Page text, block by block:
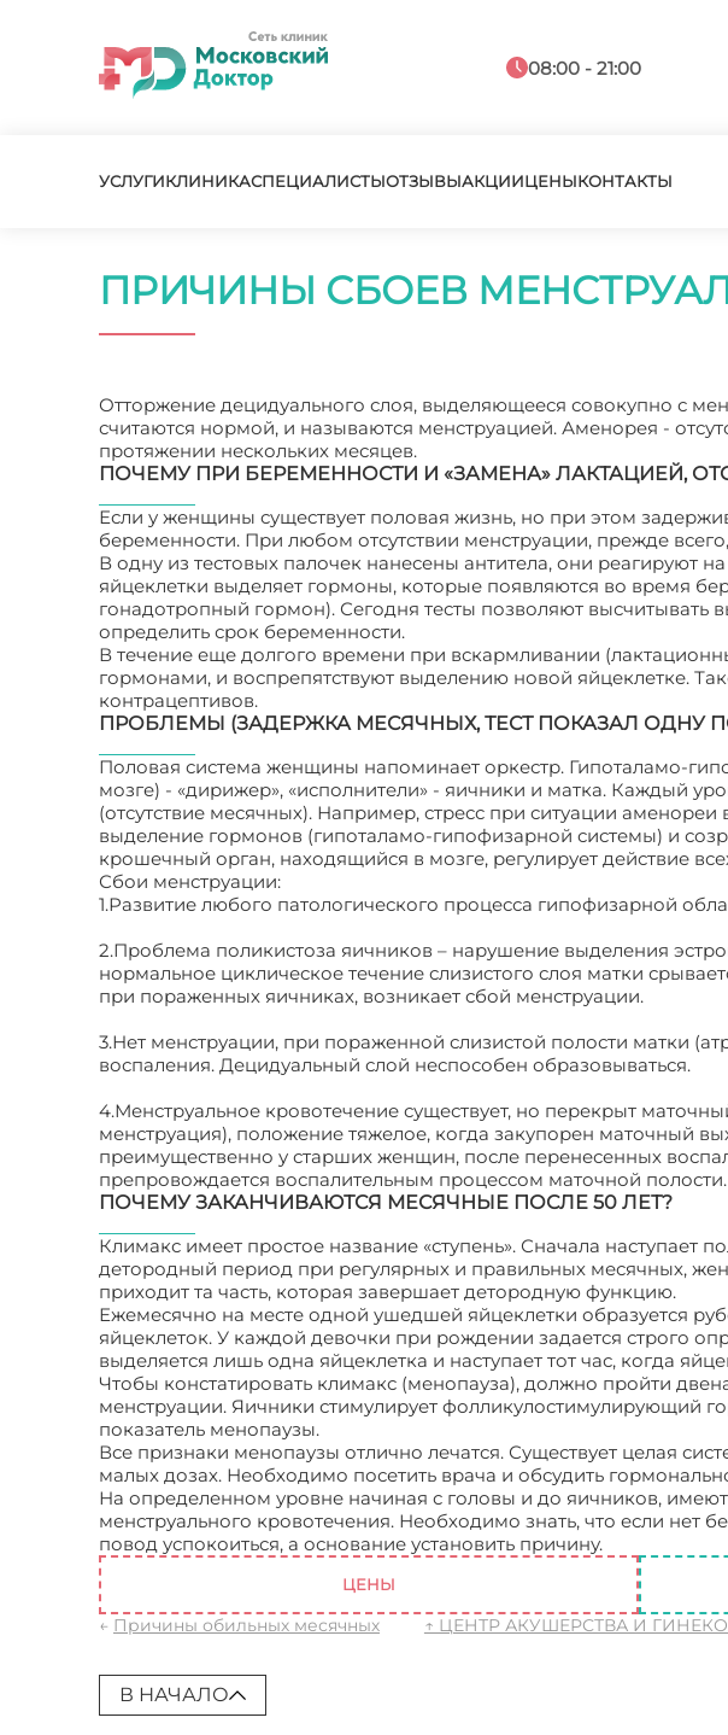
08:00 - 21:00
УСЛУГИКЛИНИКАСПЕЦИАЛИСТЫОТЗЫВЫАКЦИИЦЕНЫКОНТАКТЫ
ПРИЧИНЫ СБОЕВ
Отторжение децидуального слоя, выделяющееся совокупно с
считаются нормой, и называются менструацией. Аменорея -
протяжении нескольких месяцев.
ПОЧЕМУ ПРИ БЕРЕМЕННОСТИ И «ЗАМЕНА» ЛАКТАЦИЕЙ,
Если у женщины существует половая жизнь, но при этом
беременности. При любом отсутствии менструации, прежде
В одну из тестовых палочек нанесены антитела, они реагируют
яйцеклетки выделяет гормоны, которые появляются во время
гонадотропный гормон). Сегодня тесты позволяют высчитывать
определить срок беременности.
В течение еще долгого времени при вскармливании
гормонами, и воспрепятствуют выделению новой яйцеклетке.
контрацептивов.
ПРОБЛЕМЫ (ЗАДЕРЖКА МЕСЯЧНЫХ, ТЕСТ ПОКАЗАЛ ОДНУ
Половая система женщины напоминает оркестр. Гипоталамо-
мозге) - «дирижер», «исполнители» - яичники и матка. Каждый
(отсутствие месячных). Например, стресс при ситуации
выделение гормонов (гипоталамо-гипофизарной системы) и
крошечный орган, находящийся в мозге, регулирует действие
Сбои менструации:
1.Развитие любого патологического процесса гипофизарной
2.Проблема поликистоза яичников – нарушение выделения
нормальное циклическое течение слизистого слоя матки
при пораженных яичниках, возникает сбой менструации.
3.Нет менструации, при пораженной слизистой полости матки
воспаления. Децидуальный слой неспособен образовываться.
4.Менструальное кровотечение существует, но перекрыт
менструация), положение тяжелое, когда закупорен маточный
преимущественно у старших женщин, после перенесенных
препровождается воспалительным процессом маточной полости.
ПОЧЕМУ ЗАКАНЧИВАЮТСЯ МЕСЯЧНЫЕ ПОСЛЕ 50 ЛЕТ?
Климакс имеет простое название «ступень». Сначала наступает
детородный период при регулярных и правильных месячных,
приходит та часть, которая завершает детородную функцию.
Ежемесячно на месте одной ушедшей яйцеклетки образуется
яйцеклеток. У каждой девочки при рождении задается строго
выделяется лишь одна яйцеклетка и наступает тот час, когда
Чтобы констатировать климакс (менопауза), должно пройти
менструации. Яичники стимулирует фолликулостимулирующий
показатель менопаузы.
Все признаки менопаузы отлично лечатся. Существует целая
малых дозах. Необходимо посетить врача и обсудить
На определенном уровне начиная с головы и до яичников,
менструального кровотечения. Необходимо знать, что если нет
повод успокоиться, а основание установить причину.
ЦЕНЫ
← Причины обильных месячных ↑ ЦЕНТР АКУШЕРСТВА И
В НАЧАЛО